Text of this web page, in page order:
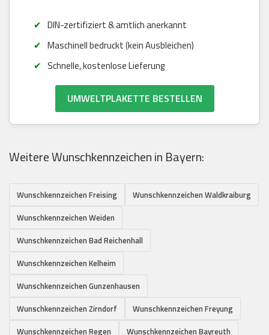
DIN-zertifiziert & amtlich anerkannt
Maschinell bedruckt (kein Ausbleichen)
Schnelle, kostenlose Lieferung
UMWELTPLAKETTE BESTELLEN
Weitere Wunschkennzeichen in Bayern:
Wunschkennzeichen Freising
Wunschkennzeichen Waldkraiburg
Wunschkennzeichen Weiden
Wunschkennzeichen Bad Reichenhall
Wunschkennzeichen Kelheim
Wunschkennzeichen Gunzenhausen
Wunschkennzeichen Zirndorf
Wunschkennzeichen Freyung
Wunschkennzeichen Regen
Wunschkennzeichen Bayreuth